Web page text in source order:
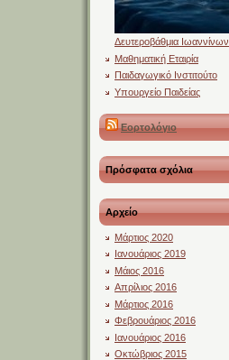
Δευτεροβάθμια Ιωαννίνων
Μαθηματική Εταιρία
Παιδαγωγικό Ινστιτούτο
Υπουργείο Παιδείας
Εορτολόγιο
Πρόσφατα σχόλια
Αρχείο
Μάρτιος 2020
Ιανουάριος 2019
Μάιος 2016
Απρίλιος 2016
Μάρτιος 2016
Φεβρουάριος 2016
Ιανουάριος 2016
Οκτώβριος 2015